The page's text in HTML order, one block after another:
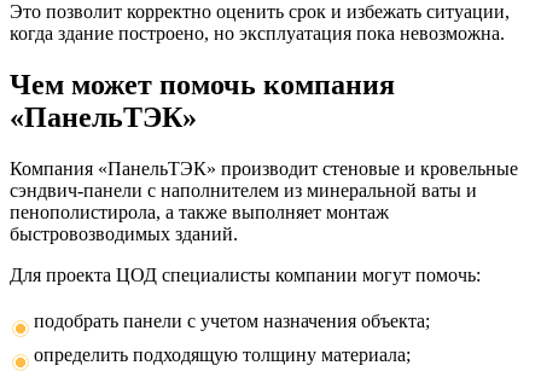
Это позволит корректно оценить срок и избежать ситуации,
когда здание построено, но эксплуатация пока невозможна.
Чем может помочь компания
«ПанельТЭК»
Компания «ПанельТЭК» производит стеновые и кровельные
сэндвич-панели с наполнителем из минеральной ваты и
пенополистирола, а также выполняет монтаж
быстровозводимых зданий.
Для проекта ЦОД специалисты компании могут помочь:
подобрать панели с учетом назначения объекта;
определить подходящую толщину материала;